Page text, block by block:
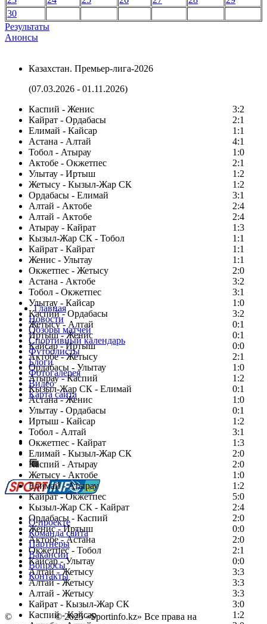
30
Результаты
Анонсы
Казахстан. Премьер-лига-2026
(07.03.2026 - 01.11.2026)
Каспий - Женис
3:2
Кайрат - Ордабасы
2:1
Елимай - Кайсар
1:1
Астана - Алтай
4:1
Тобол - Атырау
1:0
Актобе - Окжетпес
2:1
Улытау - Иртыш
1:2
Жетысу - Кызыл-Жар СК
1:2
Ордабасы - Елимай
3:1
Алтай - Актобе
2:4
Алтай - Актобе
2:4
Атырау - Кайрат
1:3
Кызыл-Жар СК - Тобол
1:1
Кайрат - Кайрат
1:1
Женис - Улытау
1:1
Окжетпес - Жетысу
2:0
Астана - Актобе
3:2
Тобол - Окжетпес
3:1
Улытау - Кайсар
1:0
Каспий - Ордабасы
3:2
Жетысу - Алтай
0:1
Иртыш - Женис
0:1
Кайсар - Иртыш
0:0
Актобе - Жетысу
2:1
Ордабасы - Улытау
1:0
Атырау - Каспий
1:2
Кызыл-Жар СК - Елимай
0:1
Астана - Женис
1:0
Улытау - Ордабасы
0:1
Иртыш - Кайсар
1:2
Тобол - Алтай
3:1
Окжетпес - Кайрат
1:3
Елимай - Кызыл-Жар СК
2:0
Каспий - Атырау
2:0
Жетысу - Актобе
1:0
Елимай - Атырау
1:2
Кайрат - Окжетпес
5:0
Кызыл-Жар СК - Кайрат
2:4
Ордабасы - Каспий
2:0
Женис - Иртыш
0:0
Актобе - Астана
2:0
Окжетпес - Тобол
2:1
Кайсар - Улытау
0:0
Алтай - Жетысу
3:3
Алтай - Жетысу
3:3
Алтай - Жетысу
3:3
Кайрат - Кызыл-Жар СК
3:0
Каспий - Кайсар
1:2
Главная
Новости
Обзоры матчей
Спортивный календарь
Футболисты
Блоги
Фотогалерея
Видео
Карта сайта
Есть идея?
Сообщить о мероприятии
Перейти на старый сайт
О проекте
Команда сайта
Партнеры
Вакансии
Вопросы
Контакты
© Copyright© 2025 «Sportinfo.kz» Все права на